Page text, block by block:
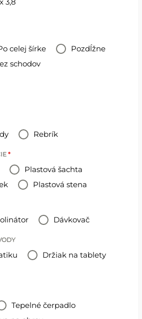
celej šírke
Pozdĺžne
schodov
Rebrík
*
Plastová šachta
Plastová stena
Dávkovač
Držiak na tablety
Tepelné čerpadlo